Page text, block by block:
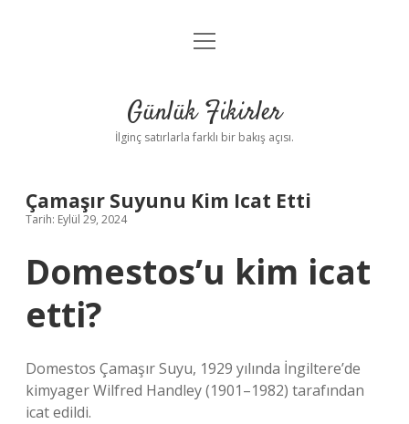
Anasayfa
Yasal Uyarı
menüyü
Günlük Fikirler
İlginç satırlarla farklı bir bakış açısı.
Çamaşır Suyunu Kim Icat Etti
Tarih: Eylül 29, 2024
Domestos’u kim icat
etti?
Domestos Çamaşır Suyu, 1929 yılında İngiltere’de
kimyager Wilfred Handley (1901–1982) tarafından
icat edildi.